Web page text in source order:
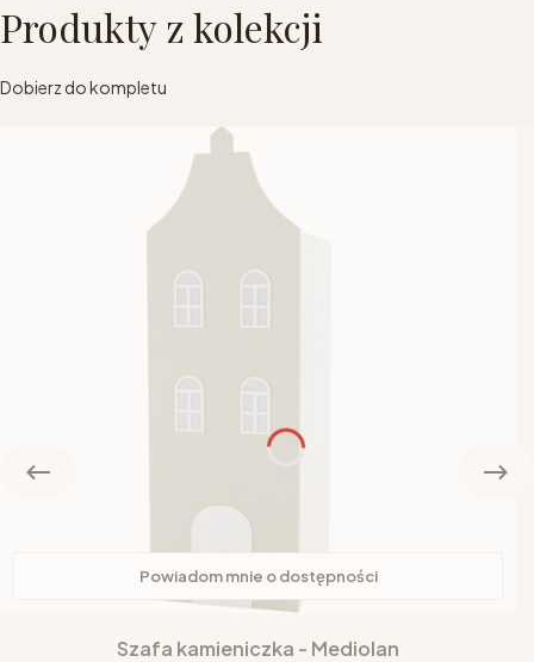
Produkty z kolekcji
Dobierz do kompletu
Powiadom mnie o dostępności
Szafa kamieniczka - Mediolan